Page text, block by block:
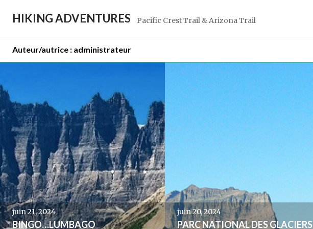
HIKING ADVENTURES Pacific Crest Trail & Arizona Trail
Auteur/autrice : administrateur
juin 21, 2024
BINGO…LUMBAGO
juin 20, 2024
PARC NATIONAL DES GLACIERS
des
articles